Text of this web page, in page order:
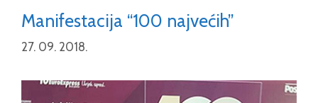
Manifestacija “100 najvećih”
27. 09. 2018.